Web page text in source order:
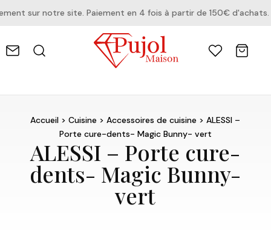
sur notre site. Paiement en 4 fois à partir de 150€ d'achats.
Accueil >Cuisine >Accessoires de cuisine > ALESSI –
Porte cure-dents- Magic Bunny- vert
ALESSI – Porte cure-
dents- Magic Bunny-
vert